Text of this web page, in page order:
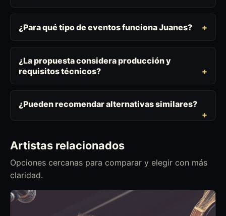
¿Para qué tipo de eventos funciona Juanes?
¿La propuesta considera producción y
requisitos técnicos?
¿Pueden recomendar alternativas similares?
Artistas relacionados
Opciones cercanas para comparar y elegir con más
claridad.